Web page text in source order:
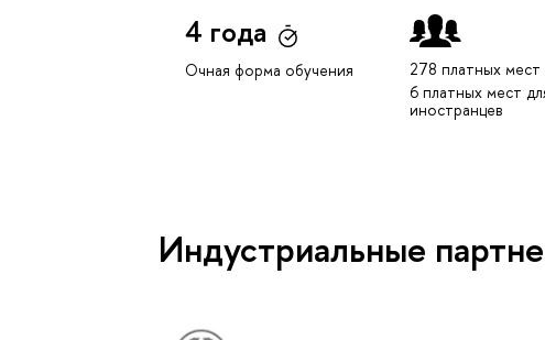
4 года
Очная форма обучения
278 платных мест
6 платных мест
иностранцев
Индустриальные